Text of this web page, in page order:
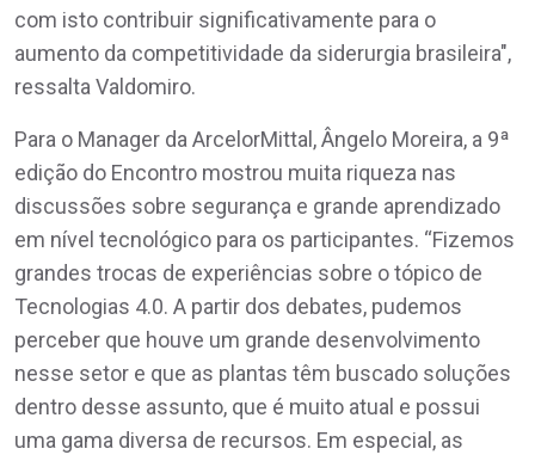
com isto contribuir significativamente para o
aumento da competitividade da siderurgia brasileira",
ressalta Valdomiro.
Para o Manager da ArcelorMittal, Ângelo Moreira, a 9ª
edição do Encontro mostrou muita riqueza nas
discussões sobre segurança e grande aprendizado
em nível tecnológico para os participantes. “Fizemos
grandes trocas de experiências sobre o tópico de
Tecnologias 4.0. A partir dos debates, pudemos
perceber que houve um grande desenvolvimento
nesse setor e que as plantas têm buscado soluções
dentro desse assunto, que é muito atual e possui
uma gama diversa de recursos. Em especial, as